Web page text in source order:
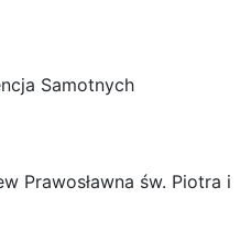
Samotnych
Prawosławna św. Piotra i